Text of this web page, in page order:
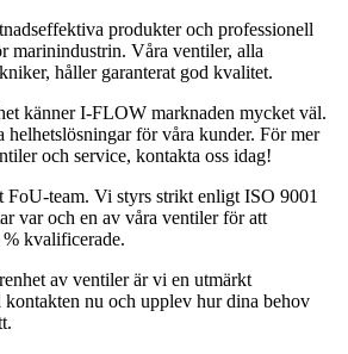
produkter och professionell
marinindustrin. Våra ventiler, alla
håller garanterat god kvalitet.
känner I-FLOW marknaden mycket väl.
helhetslösningar för våra kunder. För mer
och service, kontakta oss idag!
team. Vi styrs strikt enligt ISO 9001
var och en av våra ventiler för att
% kvalificerade.
av ventiler är vi en utmärkt
nu och upplev hur dina behov